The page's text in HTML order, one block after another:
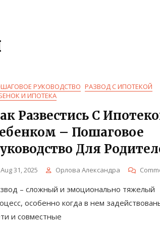
РУКОВОДСТВО РАЗВОД С ИПОТЕКОЙ
И ИПОТЕКА
Развестись С
– Пошаговое
Для
Aug 31, 2025 Орлова Александра
– сложный и эмоционально тяжелый
особенно когда в нем
и совместные